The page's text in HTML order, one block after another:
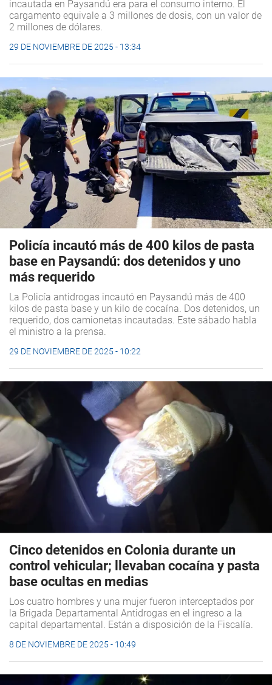
incautada en Paysandú era para el consumo interno. El
cargamento equivale a 3 millones de dosis, con un valor de
2 millones de dólares.
29 DE NOVIEMBRE DE 2025 - 13:34
Policía incautó más de 400 kilos de pasta
base en Paysandú: dos detenidos y uno
más requerido
La Policía antidrogas incautó en Paysandú más de 400
kilos de pasta base y un kilo de cocaína. Dos detenidos, un
requerido, dos camionetas incautadas. Este sábado habla
el ministro a la prensa.
29 DE NOVIEMBRE DE 2025 - 10:22
Cinco detenidos en Colonia durante un
control vehicular; llevaban cocaína y pasta
base ocultas en medias
Los cuatro hombres y una mujer fueron interceptados por
la Brigada Departamental Antidrogas en el ingreso a la
capital departamental. Están a disposición de la Fiscalía.
8 DE NOVIEMBRE DE 2025 - 10:49